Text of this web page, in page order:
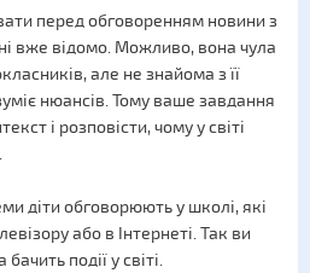
перед обговоренням новини з
вже відомо. Можливо, вона чула
але не знайома з її
нюансів. Тому ваше завдання
і розповісти, чому у світі
діти обговорюють у школі, які
або в Інтернеті. Так ви
події у світі.